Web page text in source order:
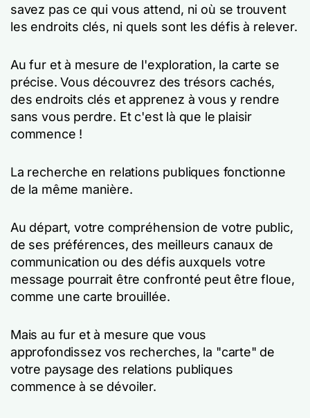
savez pas ce qui vous attend, ni où se trouvent
les endroits clés, ni quels sont les défis à relever.
Au fur et à mesure de l'exploration, la carte se
précise. Vous découvrez des trésors cachés,
des endroits clés et apprenez à vous y rendre
sans vous perdre. Et c'est là que le plaisir
commence !
La recherche en relations publiques fonctionne
de la même manière.
Au départ, votre compréhension de votre public,
de ses préférences, des meilleurs canaux de
communication ou des défis auxquels votre
message pourrait être confronté peut être floue,
comme une carte brouillée.
Mais au fur et à mesure que vous
approfondissez vos recherches, la "carte" de
votre paysage des relations publiques
commence à se dévoiler.